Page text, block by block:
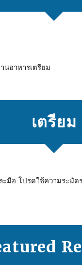
นอาหารเตรียม
เตรียม
ะมือ โปรดใช้ความระมั